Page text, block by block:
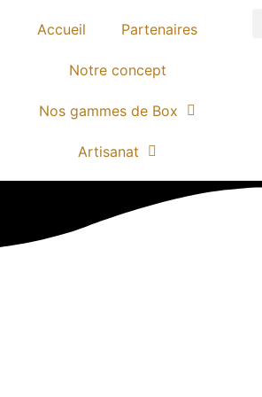
Accueil Partenaires
Notre concept
Nos gammes de Box
Artisanat